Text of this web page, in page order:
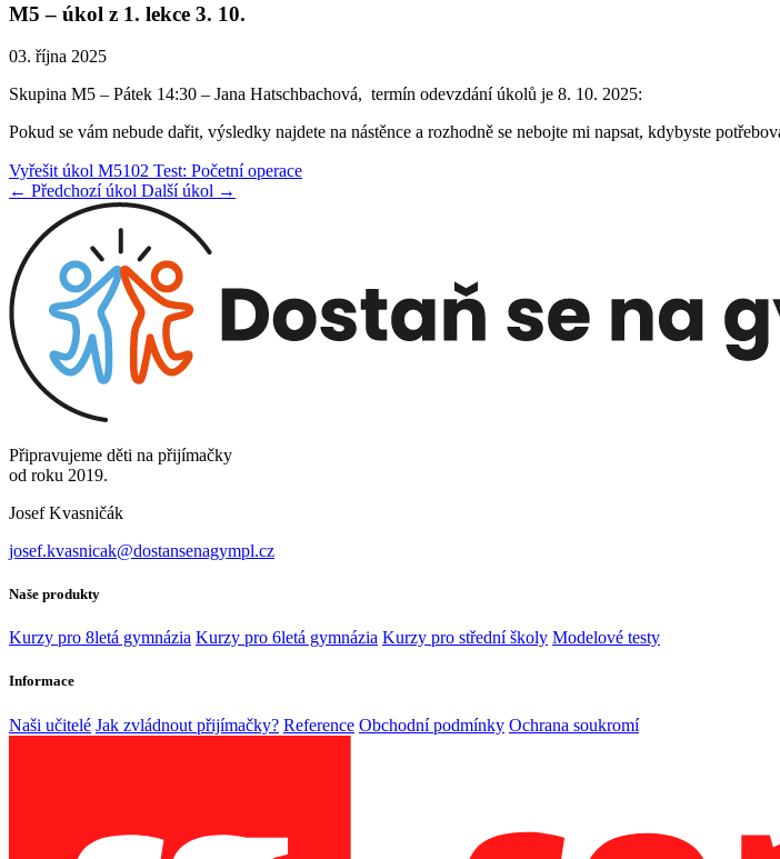
M5 – úkol z 1. lekce 3. 10.
03. října 2025
Skupina M5 – Pátek 14:30 – Jana Hatschbachová, termín odevzdání úkolů je 8. 10. 2025:
Pokud se vám nebude dařit, výsledky najdete na nástěnce a rozhodně se nebojte mi napsat, kdybyste
Vyřešit úkol M5102 Test: Početní operace
← Předchozí úkol Další úkol →
Připravujeme děti na přijímačky
od roku 2019.
Josef Kvasničák
josef.kvasnicak@dostansenagympl.cz
Naše produkty
Kurzy pro 8letá gymnázia Kurzy pro 6letá gymnázia Kurzy pro střední školy Modelové testy
Informace
Naši učitelé Jak zvládnout přijímačky? Reference Obchodní podmínky Ochrana soukromí